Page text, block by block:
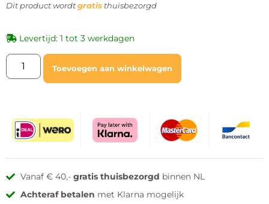
Dit product wordt gratis thuisbezorgd
Levertijd: 1 tot 3 werkdagen
Toevoegen aan winkelwagen
Vanaf € 40,- gratis thuisbezorgd binnen NL
Achteraf betalen met Klarna mogelijk